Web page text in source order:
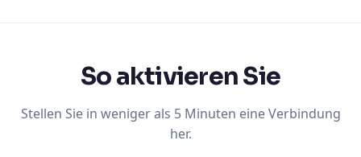
So aktivieren Sie
Stellen Sie in weniger als 5 Minuten eine Verbindung
her.